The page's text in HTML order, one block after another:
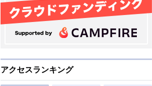
アクセスランキング